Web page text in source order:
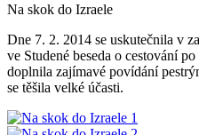
Na skok do Izraele
Dne 7. 2. 2014 se uskutečnila v
ve Studené beseda o cestování
doplnila zajímavé povídání
se těšila velké účasti.